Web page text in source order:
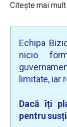
Citește mai
Echipa
nicio
limitate, iar
Dacă îți
pentru